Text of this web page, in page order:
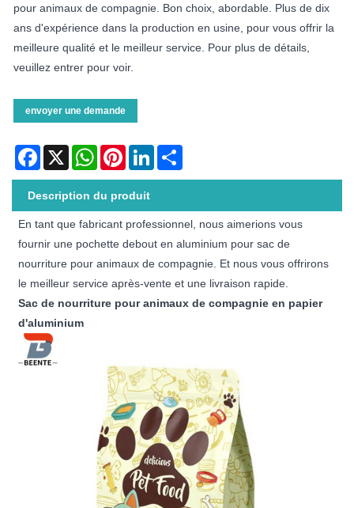
pour animaux de compagnie. Bon choix, abordable. Plus de dix
ans d'expérience dans la production en usine, pour vous offrir la
meilleure qualité et le meilleur service. Pour plus de détails,
veuillez entrer pour voir.
envoyer une demande
Facebook
X WhatsAppPinterestLinkedIn
Description du produit
En tant que fabricant professionnel, nous aimerions vous
fournir une pochette debout en aluminium pour sac de
nourriture pour animaux de compagnie. Et nous vous offrirons
le meilleur service après-vente et une livraison rapide.
Sac de nourriture pour animaux de compagnie en papier
d'aluminium